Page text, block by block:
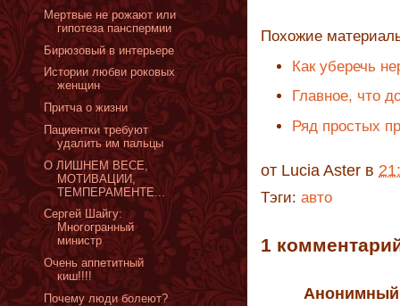
Похожие
Как уберечь
Главное, что
Ряд простых
от Lucia Aster в
Тэги: авто
1
Анонимный
Мертвые не рожают или
гипотеза панспермии
Бирюзовый в интерьере
Истории любви роковых
женщин
Притча о жизни
Пациентки требуют
удалить им пальцы
О ЛИШНЕМ ВЕСЕ,
МОТИВАЦИИ,
ТЕМПЕРАМЕНТЕ...
Сергей Шайгу:
Многогранный
министр
Очень аппетитный
киш!!!!
Почему люди болеют?